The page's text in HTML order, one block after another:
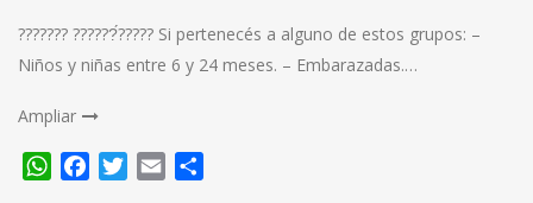
??????? ??????́????? Si pertenecés a alguno de estos grupos: –
Niños y niñas entre 6 y 24 meses. – Embarazadas.…
Ampliar
WhatsApp
FacebookTwitter
Email